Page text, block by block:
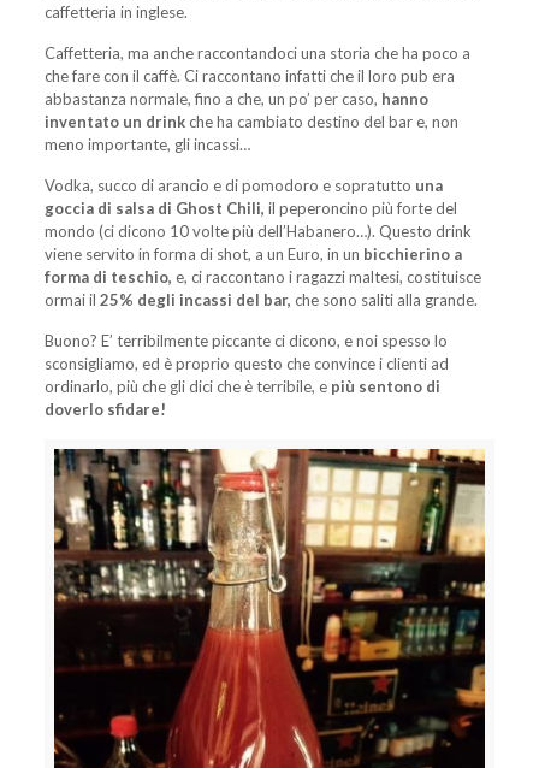
caffetteria in inglese.
Caffetteria, ma anche raccontandoci una storia che ha poco a
che fare con il caffè. Ci raccontano infatti che il loro pub era
abbastanza normale, fino a che, un po’ per caso, hanno
inventato un drinkche ha cambiato destino del bar e, non
meno importante, gli incassi…
Vodka, succo di arancio e di pomodoro e sopratutto una
goccia di salsa di Ghost Chili, il peperoncino più forte del
mondo (ci dicono 10 volte più dell’Habanero…). Questo drink
viene servito in forma di shot, a un Euro, in un bicchierino a
forma di teschio, e, ci raccontano i ragazzi maltesi, costituisce
ormai il 25% degli incassi del bar, che sono saliti alla grande.
Buono? E’ terribilmente piccante ci dicono, e noi spesso lo
sconsigliamo, ed è proprio questo che convince i clienti ad
ordinarlo, più che gli dici che è terribile, e più sentono di
doverlo sfidare!